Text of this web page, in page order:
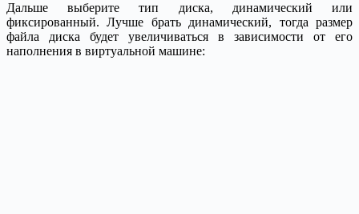
Дальше выберите тип диска, динамический или
фиксированный. Лучше брать динамический, тогда размер
файла диска будет увеличиваться в зависимости от его
наполнения в виртуальной машине: